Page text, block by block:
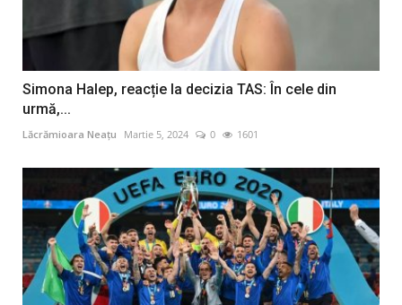
Simona Halep, reacție la decizia TAS: În cele din
urmă,...
Lăcrămioara Neațu Martie 5, 2024 0 1601